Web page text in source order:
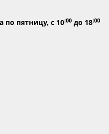
по пятницу, с 10:00 до 18:00